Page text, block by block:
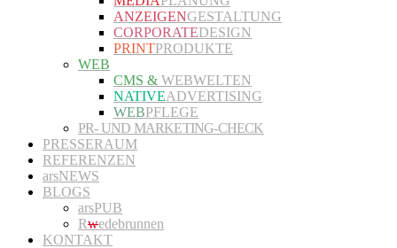
ANZEIGENGESTALTUNG
CORPORATEDESIGN
PRINTPRODUKTE
WEB
CMS & WEBWELTEN
NATIVEADVERTISING
WEBPFLEGE
PR- UND MARKETING-CHECK
PRESSERAUM
REFERENZEN
arsNEWS
BLOGS
arsPUB
Rwedebrunnen
KONTAKT